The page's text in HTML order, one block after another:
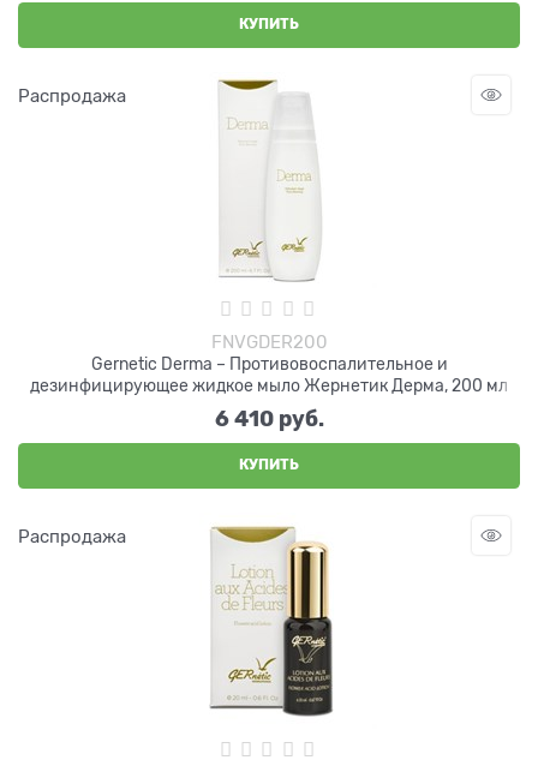
КУПИТЬ
Распродажа
FNVGDER200
Gernetic Derma – Противовоспалительное и
дезинфицирующее жидкое мыло Жернетик Дерма, 200 мл
6 410 руб.
КУПИТЬ
Распродажа